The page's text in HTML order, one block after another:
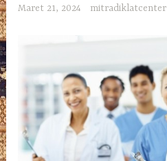
Maret 21, 2024 mitradiklatcenter